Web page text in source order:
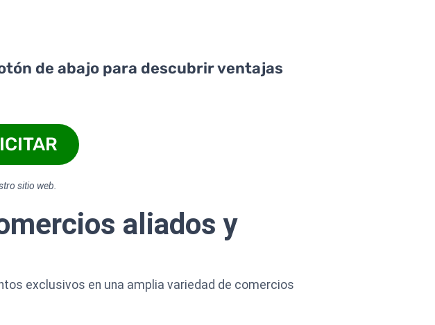
de abajo para descubrir ventajas
sitio web.
aliados y
exclusivos en una amplia variedad de comercios